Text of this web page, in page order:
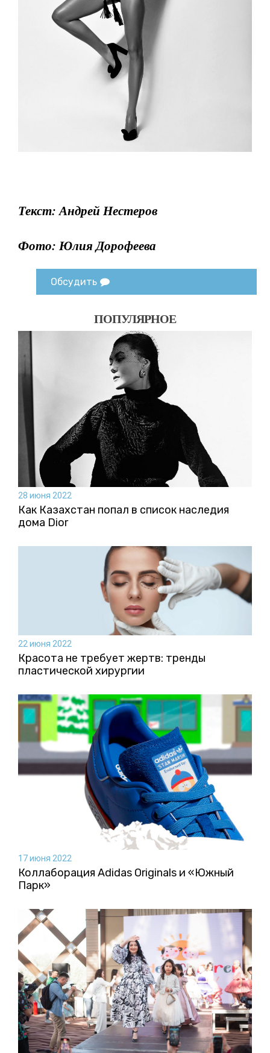
Текст: Андрей Нестеров
Фото: Юлия Дорофеева
Обсудить
ПОПУЛЯРНОЕ
28 июня 2022
Как Казахстан попал в список наследия
дома Dior
22 июня 2022
Красота не требует жертв: тренды
пластической хирургии
17 июня 2022
Коллаборация Аdidas Originals и «Южный
Парк»